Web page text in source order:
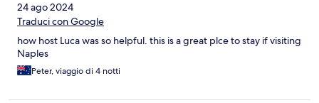
24 ago 2024
Traduci con Google
how host Luca was so helpful. this is a great plce to stay if visiting
Naples
Peter, viaggio di 4 notti